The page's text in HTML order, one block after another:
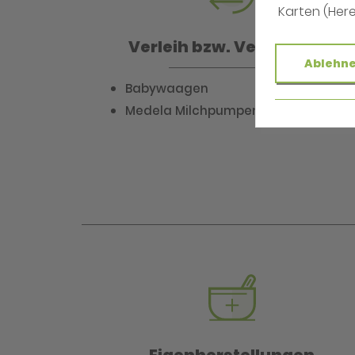
Karten
Verleih bzw. Vermietung
Babywaagen
Medela Milchpumpen